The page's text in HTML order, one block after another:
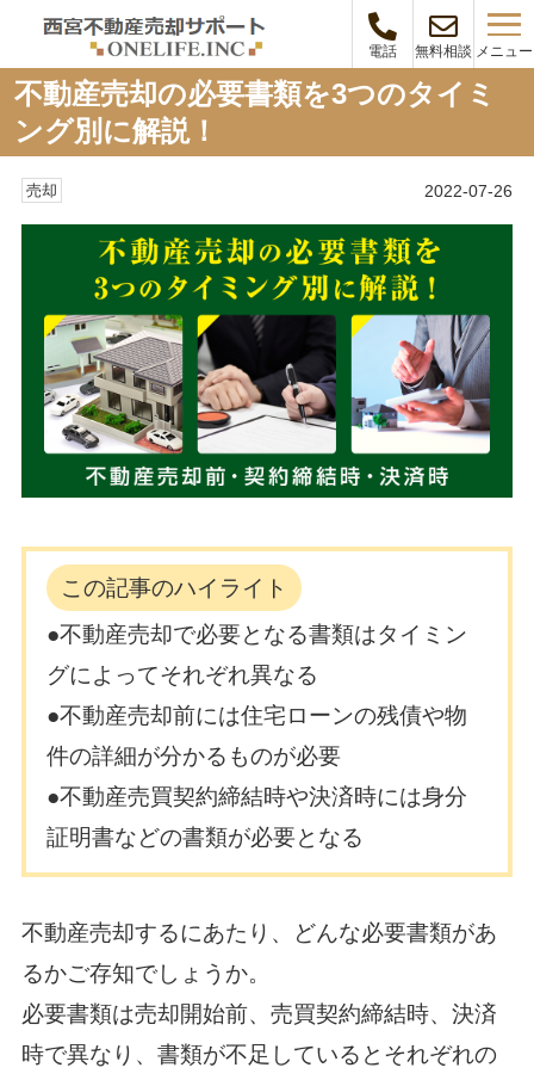
電話 無料相談 メニュー
不動産売却の必要書類を3つのタイミ
ング別に解説！
売却 2022-07-26
この記事のハイライト
●不動産売却で必要となる書類はタイミン
グによってそれぞれ異なる
●不動産売却前には住宅ローンの残債や物
件の詳細が分かるものが必要
●不動産売買契約締結時や決済時には身分
証明書などの書類が必要となる
不動産売却するにあたり、どんな必要書類があ
るかご存知でしょうか。
必要書類は売却開始前、売買契約締結時、決済
時で異なり、書類が不足しているとそれぞれの